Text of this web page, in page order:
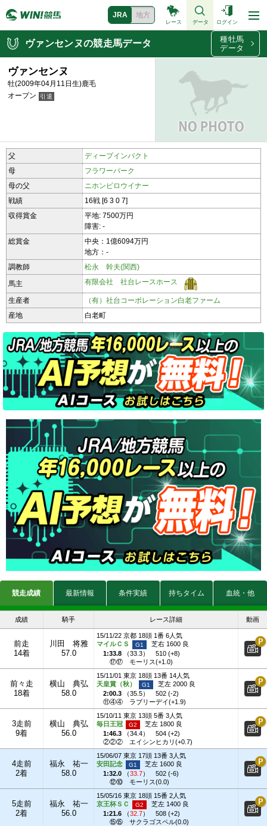
JRA 地方
レース データ ログイン
ヴァンセンヌの競走馬データ
種牡馬
データ
ヴァンセンヌ
牡(2009年04月11日生)鹿毛
オープン
父
ディープインパクト
母
フラワーパーク
母の父
ニホンピロウイナー
戦績
16戦 [6 3 0 7]
収得賞金
平地: 7500万円
障害: -
総賞金
中央：1億6094万円
地方：-
調教師
松永 幹夫(関西)
馬主
有限会社 社台レースホース
生産者
（有）社台コーポレーション白老ファーム
産地
白老町
競走成績 最新情報 条件実績 持ちタイム 血統・他
成績 騎手 レース詳細 動画
前走
14着
川田 将雅
57.0
15/11/22 京都 18頭 1番 6人気
マイルＣＳ
芝右 1600 良
1:33.8 （33.3）
510 (+8)
⑰⑰
モーリス(+1.0)
前々走
18着
横山 典弘
58.0
15/11/01 東京 18頭 13番 14人気
天皇賞（秋）
芝左 2000 良
2:00.3 （35.5）
502 (-2)
⑪④④
ラブリーデイ(+1.9)
3走前
9着
横山 典弘
56.0
15/10/11 東京 13頭 5番 3人気
毎日王冠
芝左 1800 良
1:46.3 （34.4）
504 (+2)
②②②
エイシンヒカリ(+0.7)
4走前
2着
福永 祐一
58.0
15/06/07 東京 17頭 13番 3人気
安田記念
芝左 1600 良
1:32.0 （33.7）
502 (-6)
⑫⑩
モーリス(0.0)
5走前
2着
福永 祐一
56.0
15/05/16 東京 18頭 15番 2人気
京王杯ＳＣ
芝左 1400 良
1:21.6 （32.7）
508 (+2)
⑮⑮
サクラゴスペル(0.0)